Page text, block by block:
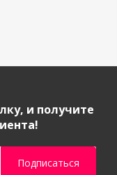
и получите